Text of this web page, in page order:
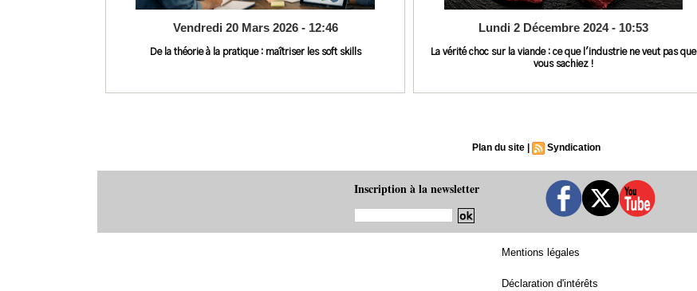
Vendredi 20 Mars 2026 - 12:46
De la théorie à la pratique : maîtriser les soft skills
Lundi 2 Décembre 2024 - 10:53
La vérité choc sur la viande : ce que l'industrie ne veut pas que
vous sachiez !
Plan du site | Syndication
Inscription à la newsletter
Mentions légales
Déclaration d'intérêts